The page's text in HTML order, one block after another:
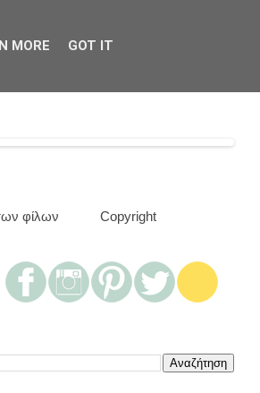
φίλων Copyright
MORE GOT IT